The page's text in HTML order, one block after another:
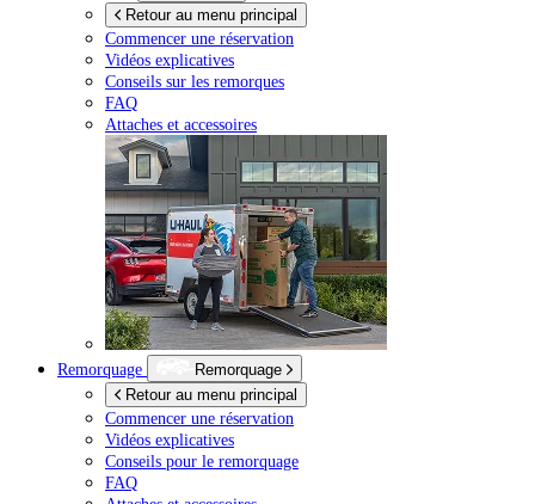
Retour au menu principal
Commencer une réservation
Vidéos explicatives
Conseils sur les remorques
FAQ
Attaches et accessoires
Remorquage
Remorquage
Retour au menu principal
Commencer une réservation
Vidéos explicatives
Conseils pour le remorquage
FAQ